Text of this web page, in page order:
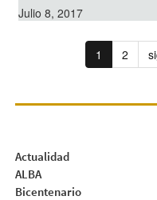
Julio 8, 2017
1 2
Actualidad
ALBA
Bicentenario